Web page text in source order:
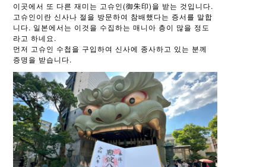
이곳에서 또 다른 재미는 고슈인(御朱印)을 받는 것입니다.
고슈인이란 신사나 절을 방문하여 참배했다는 증서를 말합
니다. 일본에서는 이것을 수집하는 매니아 층이 많을 정도
라고 하네요.
먼저 고슈인 수첩을 구입하여 신사에 종사하고 있는 분께
증명을 받습니다.